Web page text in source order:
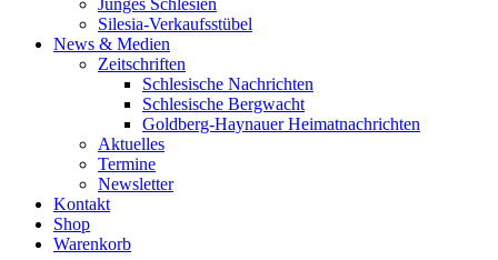
Junges Schlesien
Silesia-Verkaufsstübel
News & Medien
Zeitschriften
Schlesische Nachrichten
Schlesische Bergwacht
Goldberg-Haynauer Heimatnachrichten
Aktuelles
Termine
Newsletter
Kontakt
Shop
Warenkorb